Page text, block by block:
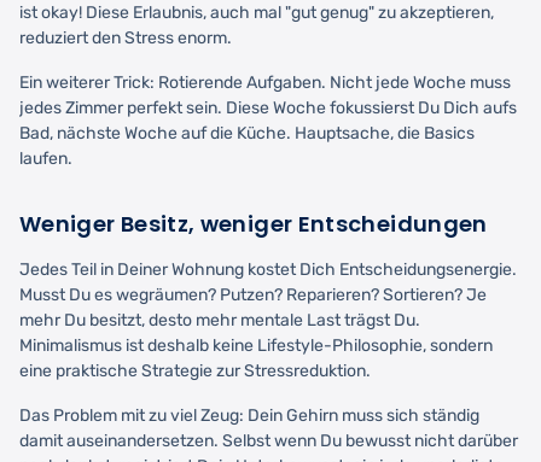
ist okay! Diese Erlaubnis, auch mal "gut genug" zu akzeptieren,
reduziert den Stress enorm.
Ein weiterer Trick: Rotierende Aufgaben. Nicht jede Woche muss
jedes Zimmer perfekt sein. Diese Woche fokussierst Du Dich aufs
Bad, nächste Woche auf die Küche. Hauptsache, die Basics
laufen.
Weniger Besitz, weniger Entscheidungen
Jedes Teil in Deiner Wohnung kostet Dich Entscheidungsenergie.
Musst Du es wegräumen? Putzen? Reparieren? Sortieren? Je
mehr Du besitzt, desto mehr mentale Last trägst Du.
Minimalismus ist deshalb keine Lifestyle-Philosophie, sondern
eine praktische Strategie zur Stressreduktion.
Das Problem mit zu viel Zeug: Dein Gehirn muss sich ständig
damit auseinandersetzen. Selbst wenn Du bewusst nicht darüber